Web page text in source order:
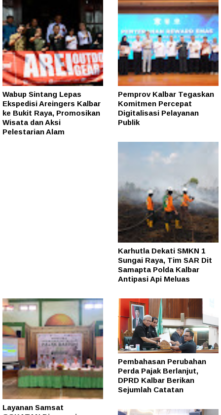
Wabup Sintang Lepas
Ekspedisi Areingers Kalbar
ke Bukit Raya, Promosikan
Wisata dan Aksi
Pelestarian Alam
Pemprov Kalbar Tegaskan
Komitmen Percepat
Digitalisasi Pelayanan
Publik
Karhutla Dekati SMKN 1
Sungai Raya, Tim SAR Dit
Samapta Polda Kalbar
Antipasi Api Meluas
Layanan Samsat
Pembahasan Perubahan
Perda Pajak Berlanjut,
DPRD Kalbar Berikan
Sejumlah Catatan